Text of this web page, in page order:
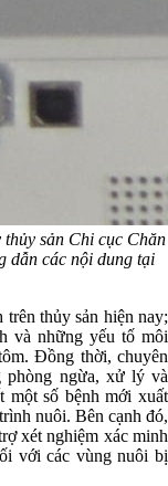
sản Chi cục Chăn
dẫn các nội dung tại
thủy sản hiện nay;
và những yếu tố môi
Đồng thời, chuyên
phòng ngừa, xử lý và
một số bệnh mới xuất
nuôi. Bên cạnh đó,
xét nghiệm xác minh
với các vùng nuôi bị